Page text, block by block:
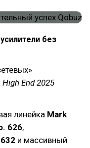
без
High End 2025
линейка Mark
626,
и массивный